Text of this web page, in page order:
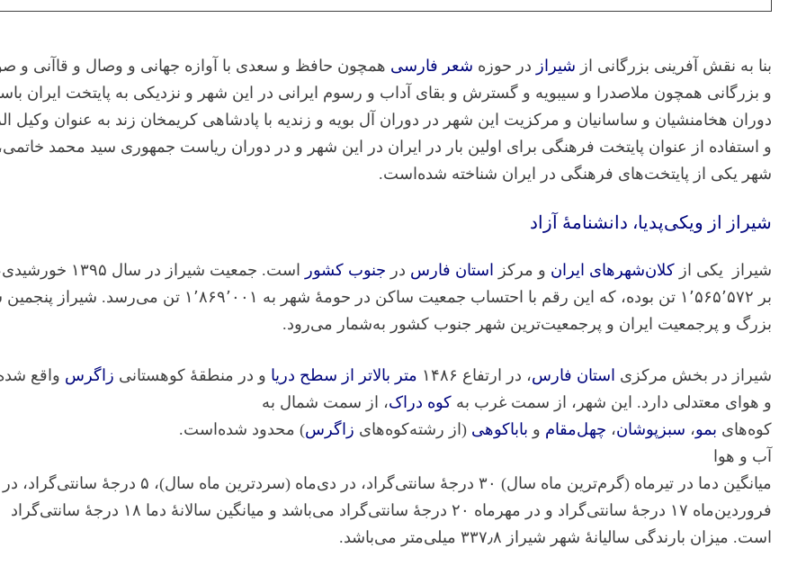
بنا به نقش آفرینی بزرگانی از شیراز در حوزه شعر فارسی همچون حافظ و سعدی با آوازه جهانی و وصال و قاآنی و
و بزرگانی همچون ملاصدرا و سیبویه و گسترش و بقای آداب و رسوم ایرانی در این شهر و نزدیکی به پایتخت ایران
دوران هخامنشیان و ساسانیان و مرکزیت این شهر در دوران آل بویه و زندیه با پادشاهی کریمخان زند به عنوان وکیل
و استفاده از عنوان پایتخت فرهنگی برای اولین بار در ایران در این شهر و در دوران ریاست جمهوری سید محمد
شهر یکی از پایتخت‌های فرهنگی در ایران شناخته شده‌است.
شیراز از ویکی‌پدیا، دانشنامهٔ آزاد
شیراز یکی ازکلان‌شهرهای ایران و مرکز استان فارس در جنوب کشور
است. جمعیت شیراز در سال
بر ۱٬۵۶۵٬۵۷۲ تن بوده، که این رقم با احتساب جمعیت ساکن در حومهٔ شهر به ۱٬۸۶۹٬۰۰۱ تن می‌رسد.
بزرگ و پرجمعیت ایران و پرجمعیت‌ترین شهر جنوب کشور به‌شمار می‌رود.
شیراز در بخش مرکزی استان فارس، در ارتفاع ۱۴۸۶ متر بالاتر از سطح دریا و در منطقهٔ کوهستانی زاگرس واقع
و هوای معتدلی دارد. این شهر، از سمت غرب بهکوه دراک، از سمت شمال به
کوه‌های بمو، سبزپوشان، چهل‌مقام و باباکوهی (از رشته‌کوه‌های زاگرس) محدود شده‌است.
آب و هوا
میانگین دما در تیرماه (گرم‌ترین ماه سال) ۳۰ درجهٔ سانتی‌گراد، در دی‌ماه (سردترین ماه سال)، ۵ درجهٔ سانتی‌گراد، در
فروردین‌ماه ۱۷ درجهٔ سانتی‌گراد و در مهرماه ۲۰ درجهٔ سانتی‌گراد می‌باشد و میانگین سالانهٔ دما ۱۸ درجهٔ سانتی‌گراد
است. میزان بارندگی سالیانهٔ شهر شیراز ۳۳۷٫۸ میلی‌متر می‌باشد.